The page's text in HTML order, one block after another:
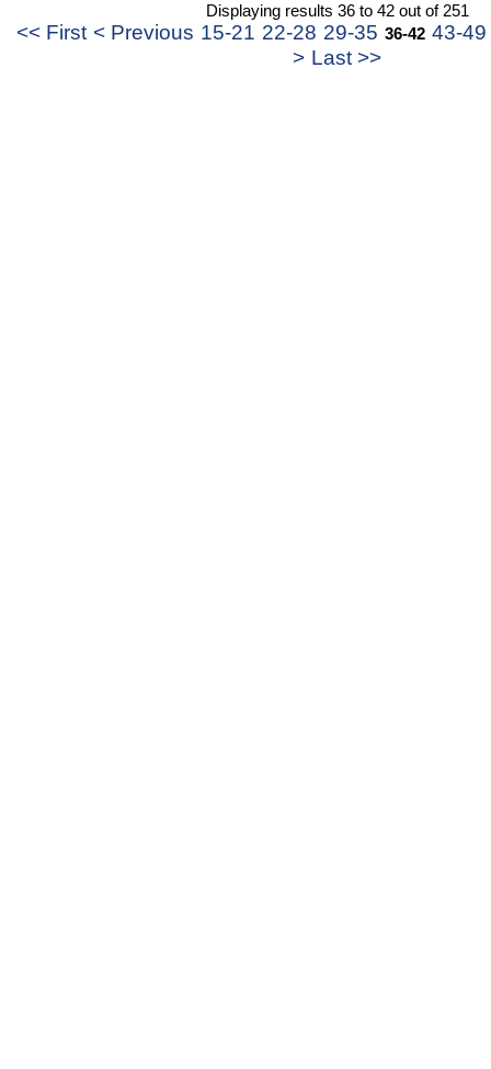
Displaying results 36 to 42 out of 251
<< First < Previous 15-21 22-28 29-35 36-42 43-49
> Last >>